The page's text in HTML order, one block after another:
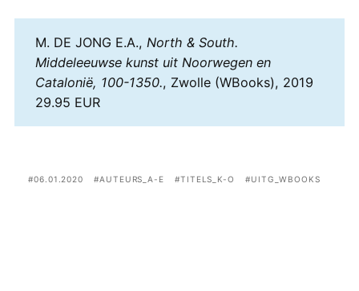
M. DE JONG E.A., North & South.
Middeleeuwse kunst uit Noorwegen en
Catalonië, 100-1350., Zwolle (WBooks), 2019
29.95 EUR
06.01.2020 AUTEURS_A-E TITELS_K-O UITG_WBOOKS